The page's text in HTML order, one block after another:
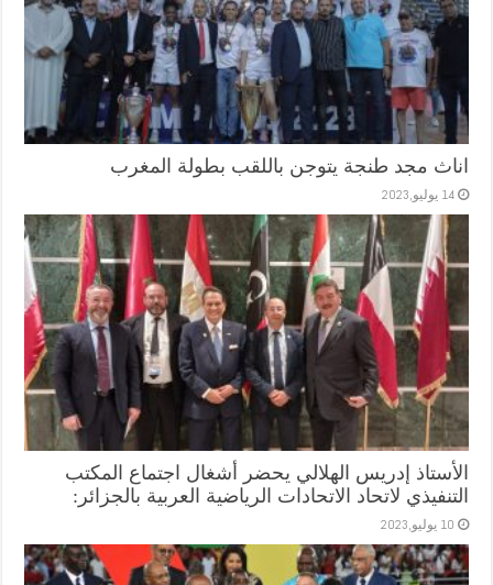
اناث مجد طنجة يتوجن باللقب بطولة المغرب
14 يوليو,2023
الأستاذ إدريس الهلالي يحضر أشغال اجتماع المكتب
التنفيذي لاتحاد الاتحادات الرياضية العربية بالجزائر:
10 يوليو,2023